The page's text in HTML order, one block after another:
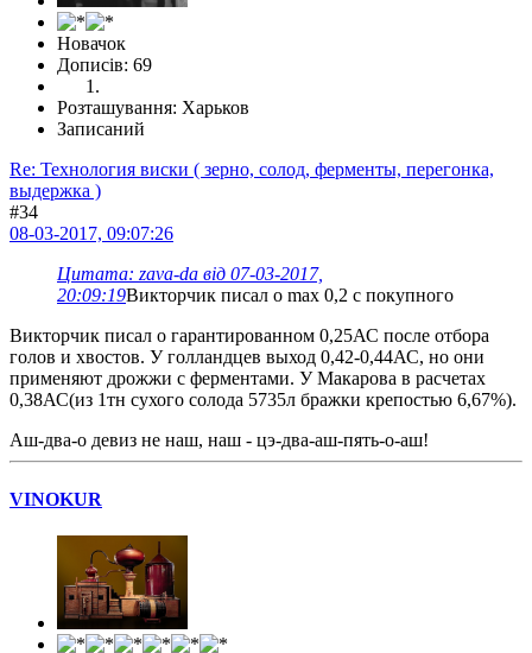
Новачок
Дописів: 69
Розташування: Харьков
Записаний
Re: Технология виски ( зерно, солод, ферменты, перегонка,
выдержка )
#34
08-03-2017, 09:07:26
Цитата: zava-da від 07-03-2017,
20:09:19Викторчик писал о max 0,2 с покупного
Викторчик писал о гарантированном 0,25АС после отбора
голов и хвостов. У голландцев выход 0,42-0,44АС, но они
применяют дрожжи с ферментами. У Макарова в расчетах
0,38АС(из 1тн сухого солода 5735л бражки крепостью 6,67%).
Аш-два-о девиз не наш, наш - цэ-два-аш-пять-о-аш!
VINOKUR